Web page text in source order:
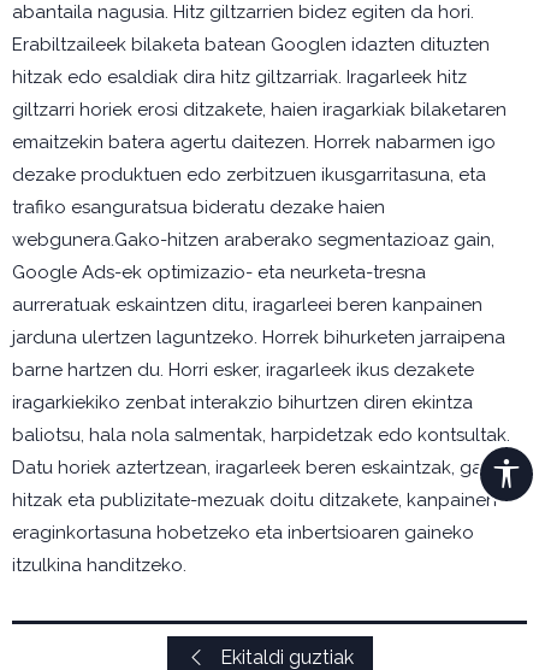
abantaila nagusia. Hitz giltzarrien bidez egiten da hori.
Erabiltzaileek bilaketa batean Googlen idazten dituzten
hitzak edo esaldiak dira hitz giltzarriak. Iragarleek hitz
giltzarri horiek erosi ditzakete, haien iragarkiak bilaketaren
emaitzekin batera agertu daitezen. Horrek nabarmen igo
dezake produktuen edo zerbitzuen ikusgarritasuna, eta
trafiko esanguratsua bideratu dezake haien
webgunera.Gako-hitzen araberako segmentazioaz gain,
Google Ads-ek optimizazio- eta neurketa-tresna
aurreratuak eskaintzen ditu, iragarleei beren kanpainen
jarduna ulertzen laguntzeko. Horrek bihurketen jarraipena
barne hartzen du. Horri esker, iragarleek ikus dezakete
iragarkiekiko zenbat interakzio bihurtzen diren ekintza
baliotsu, hala nola salmentak, harpidetzak edo kontsultak.
Datu horiek aztertzean, iragarleek beren eskaintzak, gako-
hitzak eta publizitate-mezuak doitu ditzakete, kanpainen
eraginkortasuna hobetzeko eta inbertsioaren gaineko
itzulkina handitzeko.
Ekitaldi guztiak